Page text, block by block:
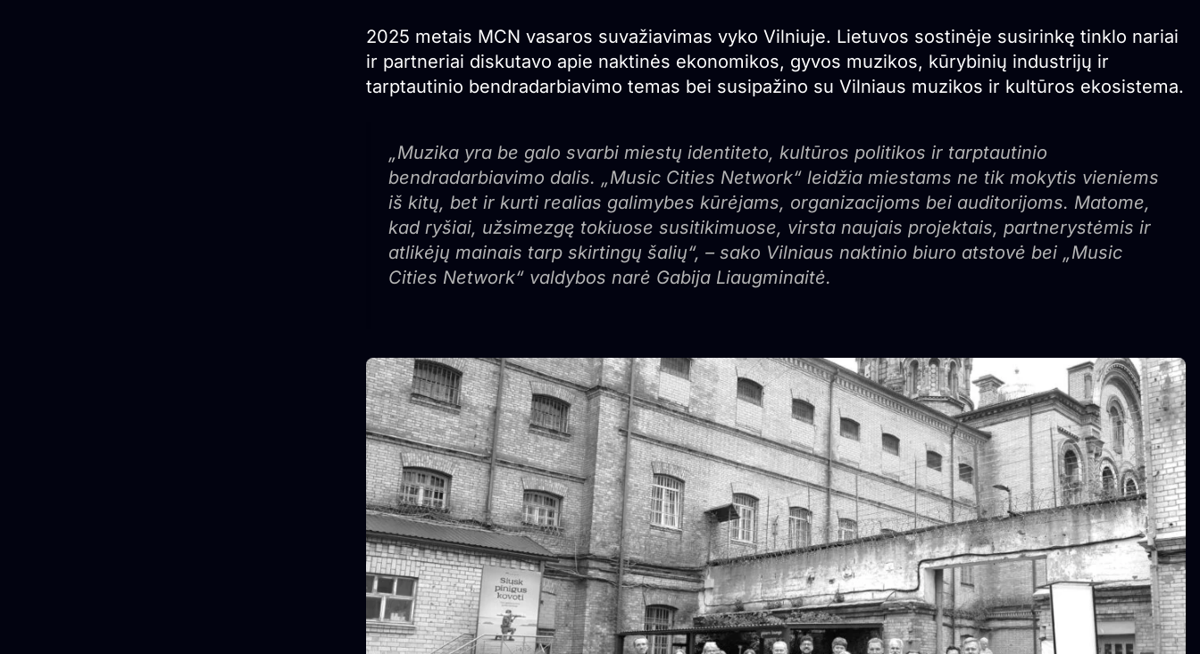
2025 metais MCN vasaros suvažiavimas vyko Vilniuje. Lietuvos sostinėje susirinkę tinklo nariai
ir partneriai diskutavo apie naktinės ekonomikos, gyvos muzikos, kūrybinių industrijų ir
tarptautinio bendradarbiavimo temas bei susipažino su Vilniaus muzikos ir kultūros ekosistema.
„Muzika yra be galo svarbi miestų identiteto, kultūros politikos ir tarptautinio
bendradarbiavimo dalis. „Music Cities Network“ leidžia miestams ne tik mokytis vieniems
iš kitų, bet ir kurti realias galimybes kūrėjams, organizacijoms bei auditorijoms. Matome,
kad ryšiai, užsimezgę tokiuose susitikimuose, virsta naujais projektais, partnerystėmis ir
atlikėjų mainais tarp skirtingų šalių“, – sako Vilniaus naktinio biuro atstovė bei „Music
Cities Network“ valdybos narė Gabija Liaugminaitė.